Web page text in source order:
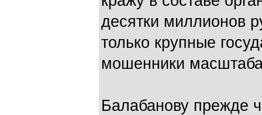
десятки миллионов
только крупные
мошенники
Балабанову прежде